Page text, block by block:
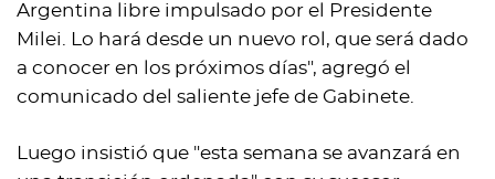
Argentina libre impulsado por el Presidente
Milei. Lo hará desde un nuevo rol, que será dado
a conocer en los próximos días", agregó el
comunicado del saliente jefe de Gabinete.
Luego insistió que "esta semana se avanzará en